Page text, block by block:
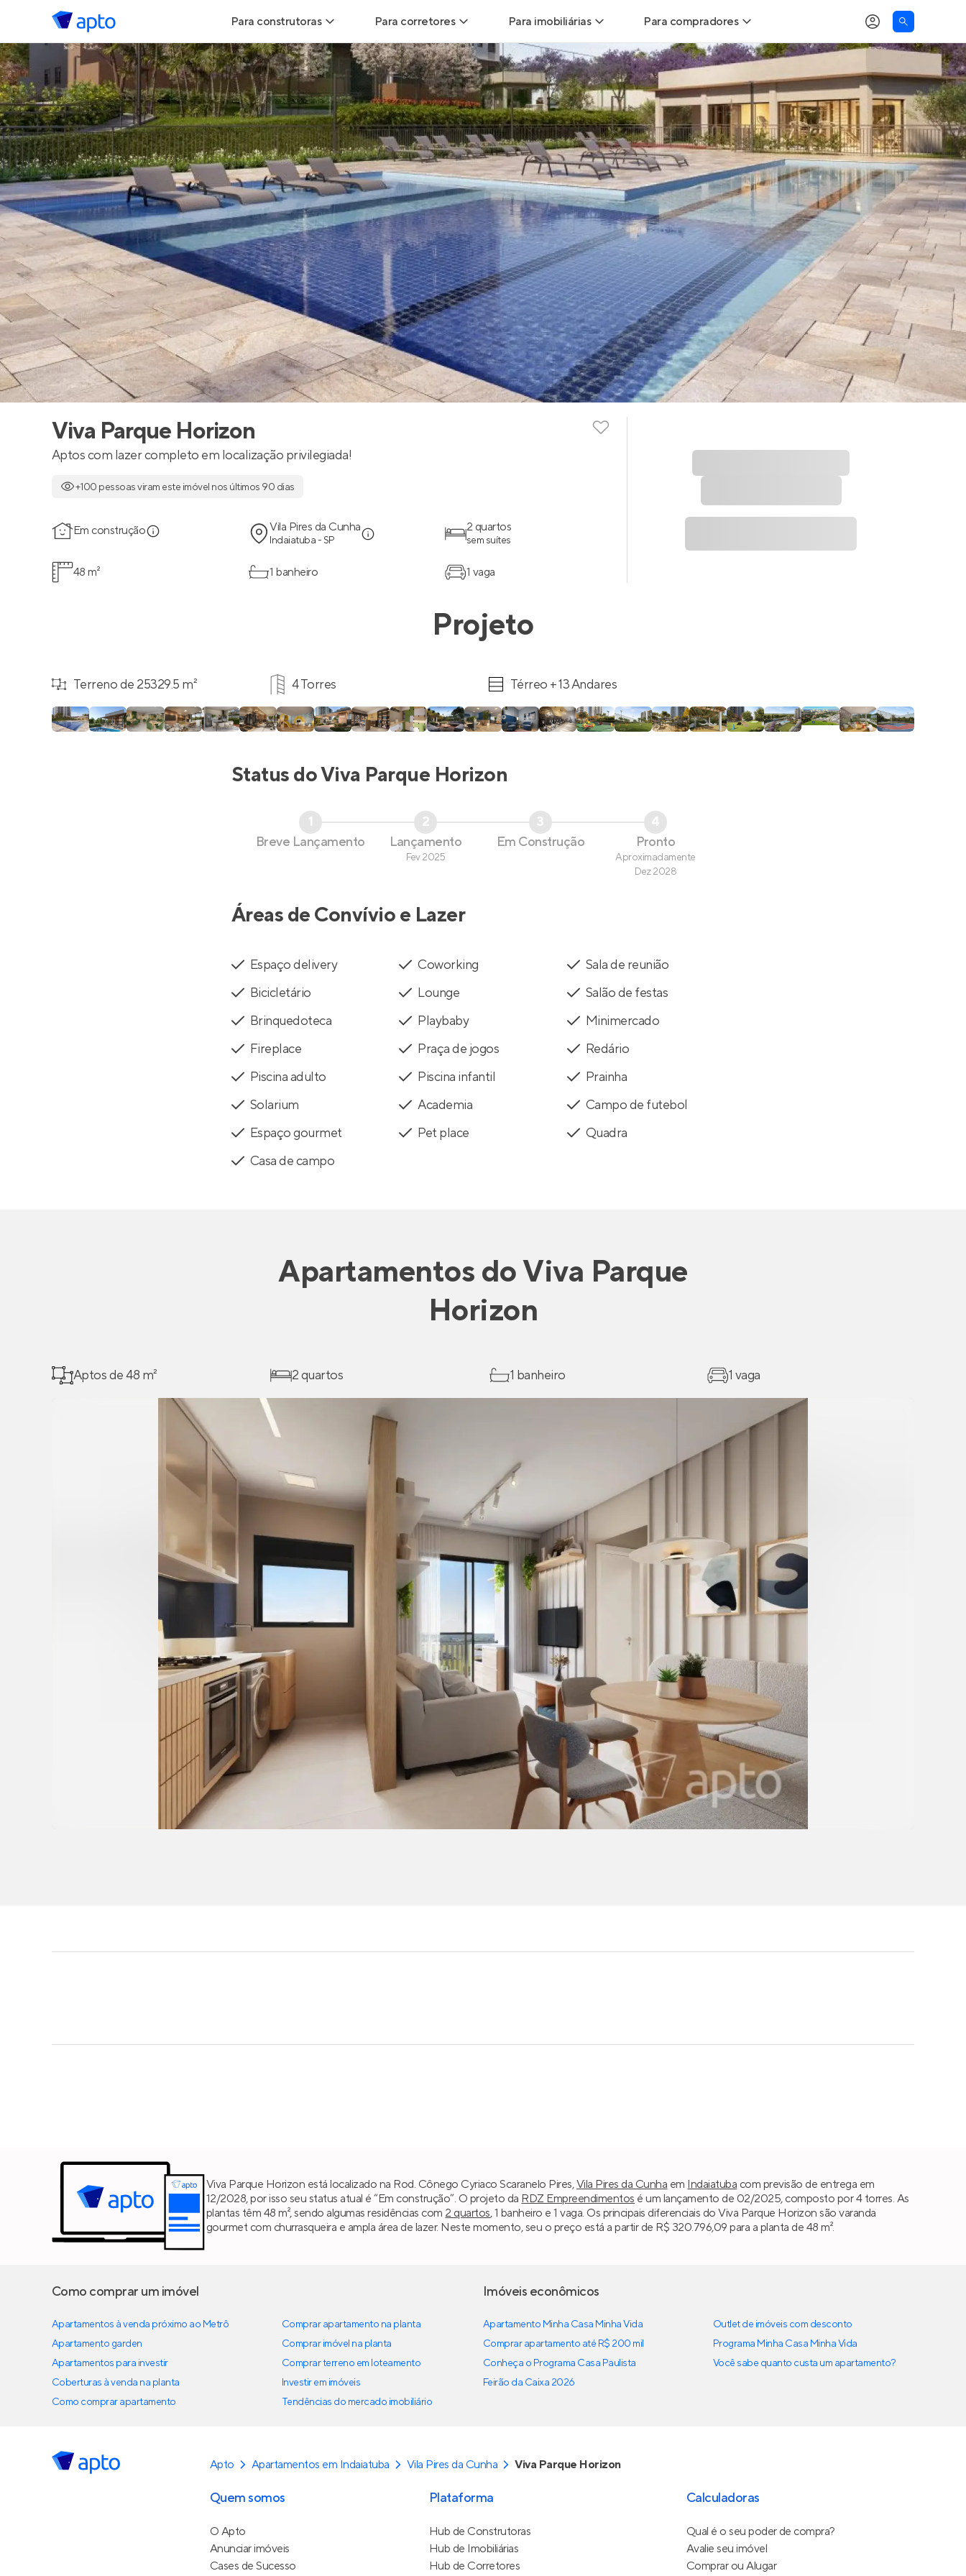
Para construtoras
Geração de Leads
Geração de Visitas
Geração de Vendas
Maiores Construtoras
Parcerias Imobiliárias
Anunciar Imóveis
Para corretores
Leads para Corretores
Corretor+
Parcerias imobiliárias
Hub de Corretores
Perfil Verificado
Anunciar imóveis
Para imobiliárias
Leads para Imobiliárias
Hub de imobiliárias
Anunciar imóveis
Para compradores
Buscar um imóvel novo
Calcule seu Poder de Compra
Comprar x Alugar
Correção do INCC
Simulador de Financiamento
Encontre um corretor
Viva Parque Horizon
Aptos com lazer completo em localização privilegiada!
+100 pessoas viram este imóvel nos últimos 90 dias
Em construção Vila Pires da Cunha
Indaiatuba - SP
2 quartos
sem suítes
48 m² 1 banheiro 1 vaga
Projeto
Terreno de 25329.5 m² 4 Torres Térreo + 13 Andares
Status doViva Parque Horizon
1
Breve Lançamento
2
Lançamento
Fev 2025
3
Em Construção
4
Pronto
Aproximadamente
Dez 2028
Áreas de Convívio e Lazer
Espaço delivery Coworking
Sala de reunião
Bicicletário
Lounge
Salão de festas
Brinquedoteca
Playbaby
Minimercado
Fireplace
Praça de jogos
Redário
Piscina adulto
Piscina infantil
Prainha
Solarium
Academia
Campo de futebol
Espaço gourmet
Pet place
Quadra
Casa de campo
Apartamentos doViva Parque
Horizon
Aptos de 48 m² 2 quartos 1 banheiro 1 vaga
Viva Parque Horizon está localizado na Rod. Cônego Cyriaco Scaranelo Pires,Vila Pires da Cunha em Indaiatuba com previsão de entrega em
12/2028, por isso seu status atual é “Em construção”. O projeto da RDZ Empreendimentos é um lançamento de 02/2025, composto por 4 torres. As
plantas têm 48 m², sendo algumas residências com 2 quartos, 1 banheiro e 1 vaga. Os principais diferenciais do Viva Parque Horizon são varanda
gourmet com churrasqueira e ampla área de lazer. Neste momento, seu o preço está a partir de R$ 320.796,09 para a planta de 48 m².
Como comprar um imóvel
Apartamentos à venda próximo ao Metrô
Apartamento garden
Apartamentos para investir
Coberturas à venda na planta
Como comprar apartamento
Comprar apartamento na planta
Comprar imóvel na planta
Comprar terreno em loteamento
Investir em imóveis
Tendências do mercado imobiliário
Imóveis econômicos
Apartamento Minha Casa Minha Vida
Comprar apartamento até R$ 200 mil
Conheça o Programa Casa Paulista
Feirão da Caixa 2026
Outlet de imóveis com desconto
Programa Minha Casa Minha Vida
Você sabe quanto custa um apartamento?
Apto Apartamentos em Indaiatuba Vila Pires da Cunha Viva Parque Horizon
Quem somos
O Apto
Anunciar imóveis
Cases de Sucesso
Plataforma
Hub de Construtoras
Hub de Imobiliárias
Hub de Corretores
Calculadoras
Qual é o seu poder de compra?
Avalie seu imóvel
Comprar ou Alugar